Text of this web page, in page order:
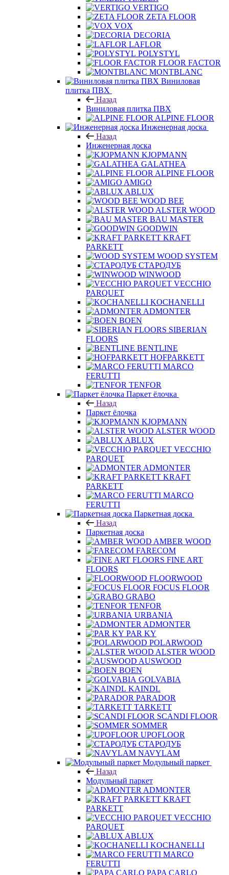
VERTIGO
ZETA FLOOR
VOX
DECORIA
LAFLOR
POLYSTYL
FLOOR FACTOR
MONTBLANC
Виниловая
плитка ПВХ
Назад
Виниловая плитка ПВХ
ALPINE FLOOR
Инженерная доска
Назад
Инженерная доска
KJOPMANN
GALATHEA
ALPINE FLOOR
AMIGO
ABLUX
WOOD BEE
ALSTER WOOD
BAU MASTER
GOODWIN
KRAFT
PARKETT
WOOD SYSTEM
СТАРОДУБ
WINWOOD
VECCHIO
PARQUET
KOCHANELLI
ADMONTER
BOEN
SIBERIAN
FLOORS
BENTLINE
HOFPARKETT
MARCO
FERUTTI
TENFOR
Паркет ёлочка
Назад
Паркет ёлочка
KJOPMANN
ALSTER WOOD
ABLUX
VECCHIO
PARQUET
ADMONTER
KRAFT
PARKETT
MARCO
FERUTTI
Паркетная доска
Назад
Паркетная доска
AMBER WOOD
FARECOM
FINE ART
FLOORS
FLOORWOOD
FOCUS FLOOR
GRABO
TENFOR
URBANIA
ADMONTER
PAR KY
POLARWOOD
ALSTER WOOD
AUSWOOD
BOEN
GOLVABIA
KAINDL
PARADOR
TARKETT
SCANDI FLOOR
SOMMER
UPOFLOOR
СТАРОДУБ
NAVYLAM
Модульный паркет
Назад
Модульный паркет
ADMONTER
KRAFT
PARKETT
VECCHIO
PARQUET
ABLUX
KOCHANELLI
MARCO
FERUTTI
PAPA CARLO